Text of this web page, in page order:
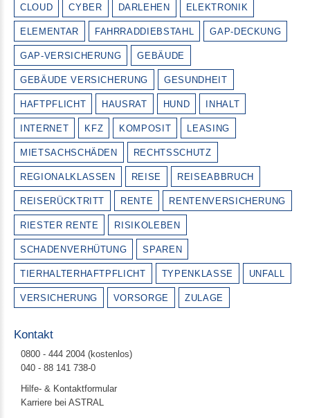
CLOUD CYBER DARLEHEN ELEKTRONIK
ELEMENTAR FAHRRADDIEBSTAHL GAP-DECKUNG
GAP-VERSICHERUNG GEBÄUDE
GEBÄUDE VERSICHERUNG GESUNDHEIT
HAFTPFLICHT HAUSRAT HUND INHALT
INTERNET KFZ KOMPOSIT LEASING
MIETSACHSCHÄDEN RECHTSSCHUTZ
REGIONALKLASSEN REISE REISEABBRUCH
REISERÜCKTRITT RENTE RENTENVERSICHERUNG
RIESTER RENTE RISIKOLEBEN
SCHADENVERHÜTUNG SPAREN
TIERHALTERHAFTPFLICHT TYPENKLASSE UNFALL
VERSICHERUNG VORSORGE ZULAGE
Kontakt
0800 - 444 2004 (kostenlos)
040 - 88 141 738-0
Hilfe- & Kontaktformular
Karriere bei ASTRAL